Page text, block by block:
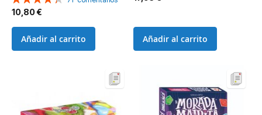
87%
10,80 €
Añadir al carrito Añadir al carrito